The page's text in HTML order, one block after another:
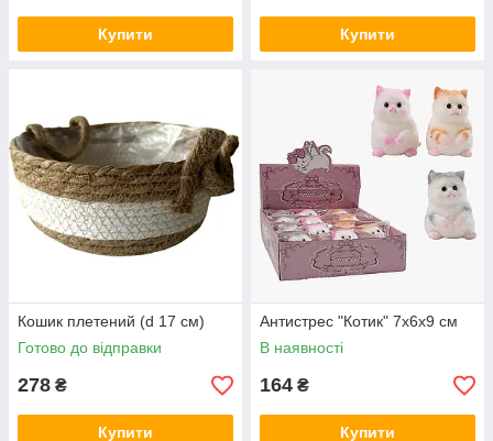
Купити Купити
Кошик плетений (d 17 см)
Готово до відправки
278 ₴
Купити
Антистрес "Котик" 7х6х9 см
В наявності
164 ₴
Купити